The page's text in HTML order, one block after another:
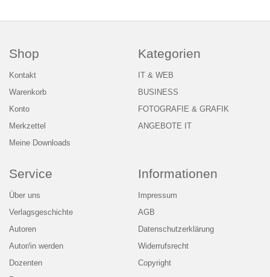
Shop
Kontakt
Warenkorb
Konto
Merkzettel
Meine Downloads
Kategorien
IT & WEB
BUSINESS
FOTOGRAFIE & GRAFIK
ANGEBOTE IT
Service
Über uns
Verlagsgeschichte
Autoren
Autor/in werden
Dozenten
Informationen
Impressum
AGB
Datenschutzerklärung
Widerrufsrecht
Copyright